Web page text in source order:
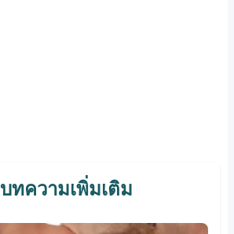
บทความเพิ่มเติม